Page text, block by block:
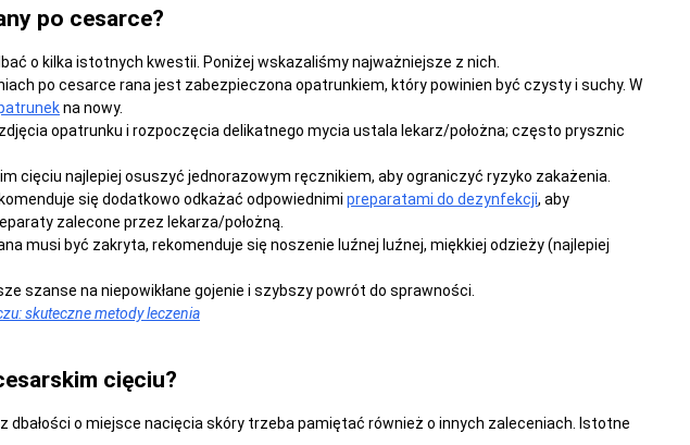
po cesarce?
o kilka istotnych kwestii. Poniżej wskazaliśmy najważniejsze z nich.
po cesarce rana jest zabezpieczona opatrunkiem, który powinien być czysty i suchy. W
na nowy.
opatrunku i rozpoczęcia delikatnego mycia ustala lekarz/położna; często prysznic
cięciu najlepiej osuszyć jednorazowym ręcznikiem, aby ograniczyć ryzyko zakażenia.
się dodatkowo odkażać odpowiednimi preparatami do dezynfekcji, aby
zalecone przez lekarza/położną.
musi być zakryta, rekomenduje się noszenie luźnej luźnej, miękkiej odzieży (najlepiej
szanse na niepowikłane gojenie i szybszy powrót do sprawności.
skuteczne metody leczenia
cięciu?
dbałości o miejsce nacięcia skóry trzeba pamiętać również o innych zaleceniach. Istotne